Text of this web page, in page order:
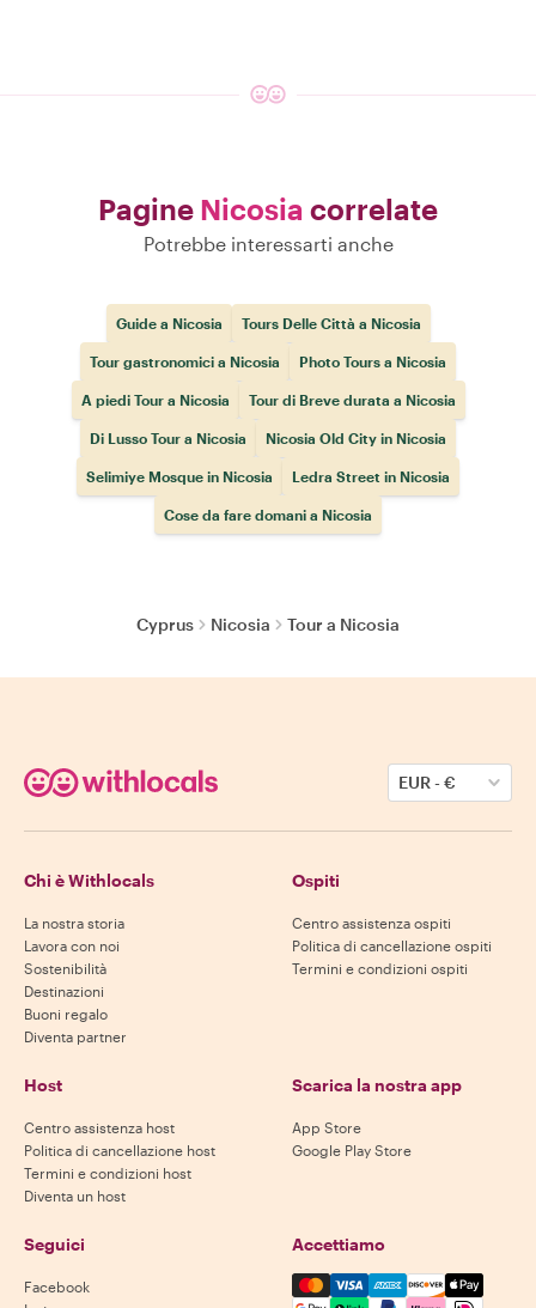
Pagine Nicosia correlate
Potrebbe interessarti anche
Guide a Nicosia Tours Delle Città a Nicosia
Tour gastronomici a Nicosia Photo Tours a Nicosia
A piedi Tour a Nicosia Tour di Breve durata a Nicosia
Di Lusso Tour a Nicosia Nicosia Old City in Nicosia
Selimiye Mosque in Nicosia Ledra Street in Nicosia
Cose da fare domani a Nicosia
Cyprus Nicosia Tour a Nicosia
EUR-€
Chi è Withlocals
La nostra storia
Lavora con noi
Sostenibilità
Destinazioni
Buoni regalo
Diventa partner
Ospiti
Centro assistenza ospiti
Politica di cancellazione ospiti
Termini e condizioni ospiti
Host
Centro assistenza host
Politica di cancellazione host
Termini e condizioni host
Diventa un host
Scarica la nostra app
App Store
Google Play Store
Seguici
Facebook
Accettiamo
Mastercard, Visa, Amex,